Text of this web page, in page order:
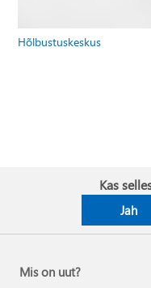
Hõlbustuskeskus
Kas
Jah
Mis on uut?